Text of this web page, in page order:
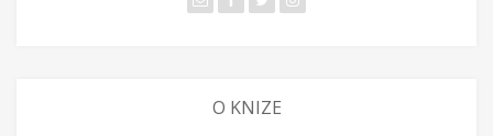
O KNIZE